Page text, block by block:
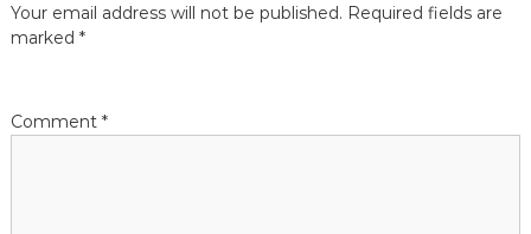
t
a
Your email address will not be published. Required fields are
marked *
Comment *